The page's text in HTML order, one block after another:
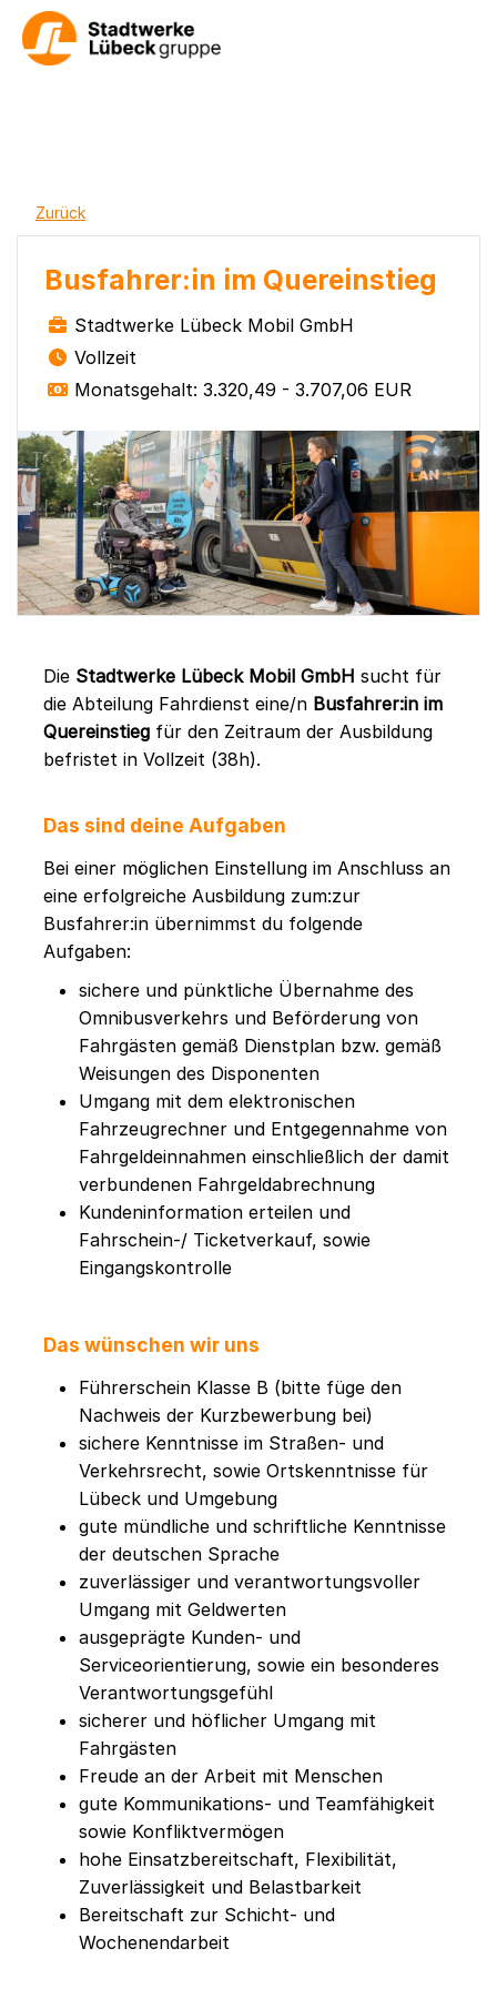
Zurück
Busfahrer:in im Quereinstieg
Stadtwerke Lübeck Mobil GmbH
Vollzeit
Monatsgehalt: 3.320,49 - 3.707,06 EUR
Die Stadtwerke Lübeck Mobil GmbH sucht für
die Abteilung Fahrdienst eine/n Busfahrer:in im
Quereinstieg für den Zeitraum der Ausbildung
befristet in Vollzeit (38h).
Das sind deine Aufgaben
Bei einer möglichen Einstellung im Anschluss an
eine erfolgreiche Ausbildung zum:zur
Busfahrer:in übernimmst du folgende
Aufgaben:
sichere und pünktliche Übernahme des
Omnibusverkehrs und Beförderung von
Fahrgästen gemäß Dienstplan bzw. gemäß
Weisungen des Disponenten
Umgang mit dem elektronischen
Fahrzeugrechner und Entgegennahme von
Fahrgeldeinnahmen einschließlich der damit
verbundenen Fahrgeldabrechnung
Kundeninformation erteilen und
Fahrschein-/ Ticketverkauf, sowie
Eingangskontrolle
Das wünschen wir uns
Führerschein Klasse B (bitte füge den
Nachweis der Kurzbewerbung bei)
sichere Kenntnisse im Straßen- und
Verkehrsrecht, sowie Ortskenntnisse für
Lübeck und Umgebung
gute mündliche und schriftliche Kenntnisse
der deutschen Sprache
zuverlässiger und verantwortungsvoller
Umgang mit Geldwerten
ausgeprägte Kunden- und
Serviceorientierung, sowie ein besonderes
Verantwortungsgefühl
sicherer und höflicher Umgang mit
Fahrgästen
Freude an der Arbeit mit Menschen
gute Kommunikations- und Teamfähigkeit
sowie Konfliktvermögen
hohe Einsatzbereitschaft, Flexibilität,
Zuverlässigkeit und Belastbarkeit
Bereitschaft zur Schicht- und
Wochenendarbeit